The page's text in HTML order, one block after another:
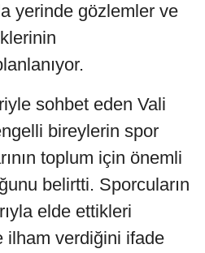
yerinde gözlemler ve
sohbet eden Vali
bireylerin spor
toplum için önemli
belirtti. Sporcuların
elde ettikleri
ilham verdiğini ifade